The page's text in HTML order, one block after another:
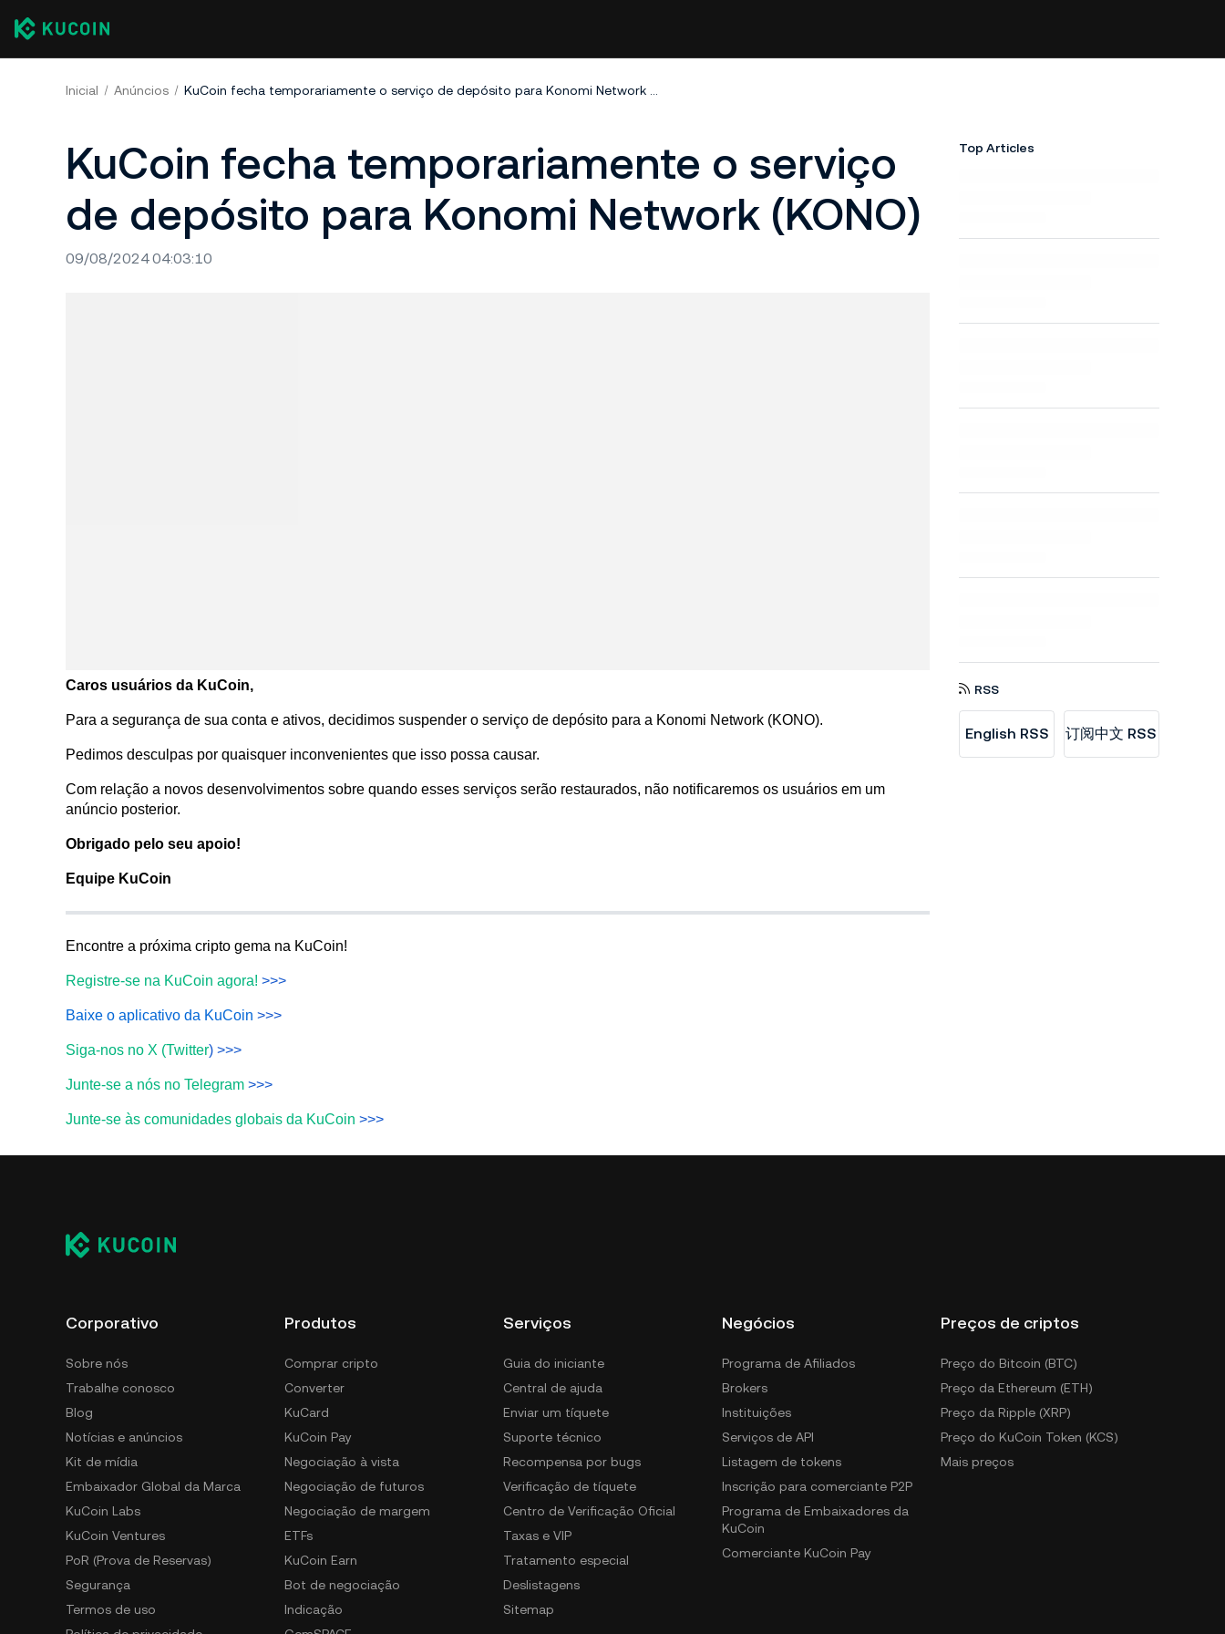
Inicial Anúncios KuCoin fecha temporariamente o serviço de depósito para Konomi Network (KONO)
KuCoin fecha temporariamente o serviço
de depósito para Konomi Network (KONO)
09/08/2024 04:03:10
Caros usuários da KuCoin,
Para a segurança de sua conta e ativos, decidimos suspender o serviço de depósito para a Konomi Network (KONO).
Pedimos desculpas por quaisquer inconvenientes que isso possa causar.
Com relação a novos desenvolvimentos sobre quando esses serviços serão restaurados, não notificaremos os usuários em um
anúncio posterior.
Obrigado pelo seu apoio!
Equipe KuCoin
Encontre a próxima cripto gema na KuCoin!
Registre-se na KuCoin agora! >>>
Baixe o aplicativo da KuCoin >>>
Siga-nos no X (Twitter) >>>
Junte-se a nós no Telegram >>>
Junte-se às comunidades globais da KuCoin >>>
Top Articles
RSS
English RSS 订阅中文 RSS
Corporativo
Sobre nós
Trabalhe conosco
Blog
Notícias e anúncios
Kit de mídia
Embaixador Global da Marca
KuCoin Labs
KuCoin Ventures
PoR (Prova de Reservas)
Segurança
Termos de uso
Produtos
Comprar cripto
Converter
KuCard
KuCoin Pay
Negociação à vista
Negociação de futuros
Negociação de margem
ETFs
KuCoin Earn
Bot de negociação
Indicação
Serviços
Guia do iniciante
Central de ajuda
Enviar um tíquete
Suporte técnico
Recompensa por bugs
Verificação de tíquete
Centro de Verificação Oficial
Taxas e VIP
Tratamento especial
Deslistagens
Sitemap
Negócios
Programa de Afiliados
Brokers
Instituições
Serviços de API
Listagem de tokens
Inscrição para comerciante P2P
Programa de Embaixadores da
KuCoin
Comerciante KuCoin Pay
Preços de criptos
Preço do Bitcoin (BTC)
Preço da Ethereum (ETH)
Preço da Ripple (XRP)
Preço do KuCoin Token (KCS)
Mais preços